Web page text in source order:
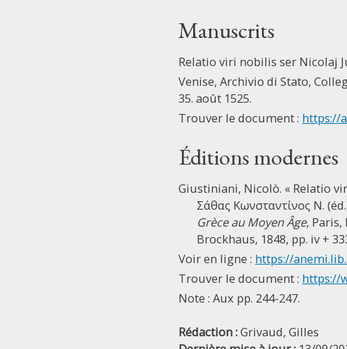
Manuscrits
Relatio viri nobilis ser Nicolaj
Venise, Archivio di Stato,
35. août 1525.
Trouver le document : https://
Éditions modernes
Giustiniani, Nicolò. « Relatio
Σάθας Κωνσταντίνος Ν.
Grèce au Moyen Âge, Paris,
Brockhaus, 1848, pp. iv +
Voir en ligne : https://
Trouver le document : https://
Note : Aux pp. 244-247.
Rédaction :Grivaud, Gilles